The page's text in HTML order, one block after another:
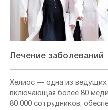
Лечение заболеваний
Хелиос — одна из ведущих
включающая более 80
80 000 сотрудников,